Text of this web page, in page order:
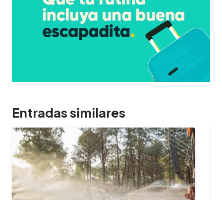
Entradas similares
09/02/2024
¿Cuántas horas dura el Oktoberfest
y cuál es…